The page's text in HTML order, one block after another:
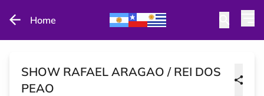
Home
SHOW RAFAEL ARAGAO / REI DOS
PEAO